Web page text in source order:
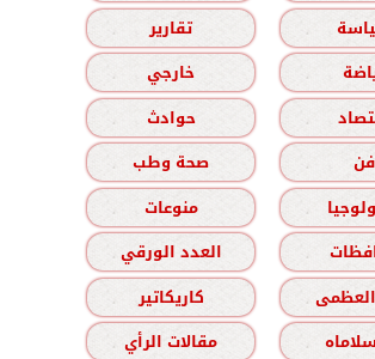
تقارير
خارجي
حوادث
فن
صحة وطب
منوعات
العدد الورقي
كاريكاتير
مقالات الرأي